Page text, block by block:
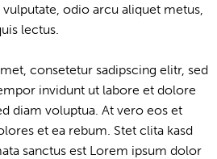
odio arcu aliquet metus,
lectus.
consetetur sadipscing elitr, sed
invidunt ut labore et dolore
diam voluptua. At vero eos et
et ea rebum. Stet clita kasd
sanctus est Lorem ipsum dolor